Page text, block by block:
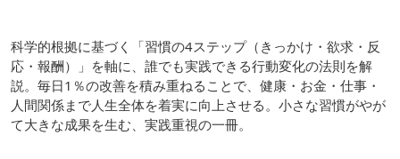
科学的根拠に基づく「習慣の4ステップ（きっかけ・欲求・反
応・報酬）」を軸に、誰でも実践できる行動変化の法則を解
説。毎日1％の改善を積み重ねることで、健康・お金・仕事・
人間関係まで人生全体を着実に向上させる。小さな習慣がやが
て大きな成果を生む、実践重視の一冊。